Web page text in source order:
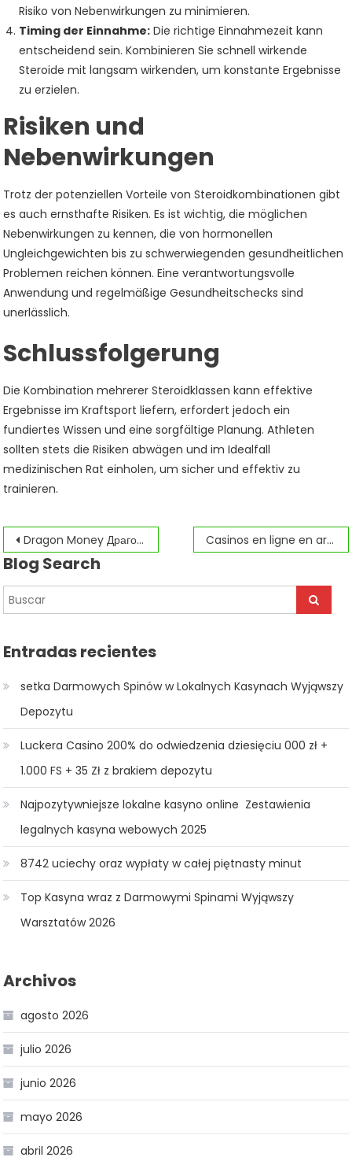
Risiko von Nebenwirkungen zu minimieren.
Timing der Einnahme: Die richtige Einnahmezeit kann
entscheidend sein. Kombinieren Sie schnell wirkende
Steroide mit langsam wirkenden, um konstante Ergebnisse
zu erzielen.
Risiken und
Nebenwirkungen
Trotz der potenziellen Vorteile von Steroidkombinationen gibt
es auch ernsthafte Risiken. Es ist wichtig, die möglichen
Nebenwirkungen zu kennen, die von hormonellen
Ungleichgewichten bis zu schwerwiegenden gesundheitlichen
Problemen reichen können. Eine verantwortungsvolle
Anwendung und regelmäßige Gesundheitschecks sind
unerlässlich.
Schlussfolgerung
Die Kombination mehrerer Steroidklassen kann effektive
Ergebnisse im Kraftsport liefern, erfordert jedoch ein
fundiertes Wissen und eine sorgfältige Planung. Athleten
sollten stets die Risiken abwägen und im Idealfall
medizinischen Rat einholen, um sicher und effektiv zu
trainieren.
Navegación
de
entradas
Dragon Money Драгон Мани игровой ассортимент.1914 (2) Casinos en ligne en argent rel en France Guide du dbutant.66
Blog Search
Entradas recientes
setka Darmowych Spinów w Lokalnych Kasynach Wyjąwszy
Depozytu
Luckera Casino ️200% do odwiedzenia dziesięciu 000 zł +
1.000 FS + 35 Zł z brakiem depozytu
Najpozytywniejsze lokalne kasyno online ️ Zestawienia
legalnych kasyna webowych 2025
8742 uciechy oraz wypłaty w całej piętnasty minut
Top Kasyna wraz z Darmowymi Spinami Wyjąwszy
Warsztatów 2026
Archivos
agosto 2026
julio 2026
junio 2026
mayo 2026
abril 2026